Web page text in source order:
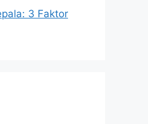
3 Faktor